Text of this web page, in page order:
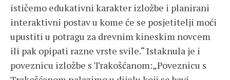
ističemo edukativni karakter izložbe i planirani
interaktivni postav u kome će se posjetitelji moći
upustiti u potragu za drevnim kineskim novcem
ili pak opipati razne vrste svile.“ Istaknula je i
poveznicu izložbe s Trakošćanom:„Poveznicu s